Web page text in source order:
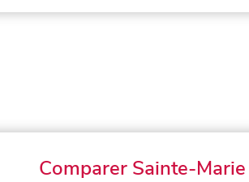
Comparer Sainte-Marie